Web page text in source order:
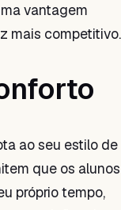
vantagem
mais competitivo.
ao seu estilo de
que os alunos
próprio tempo,